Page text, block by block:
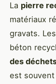
La pierre
matériaux
gravats.
béton
des
est